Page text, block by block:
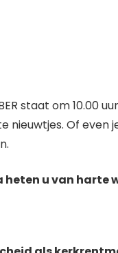
staat om 10.00
nieuwtjes. Of
heten u van harte